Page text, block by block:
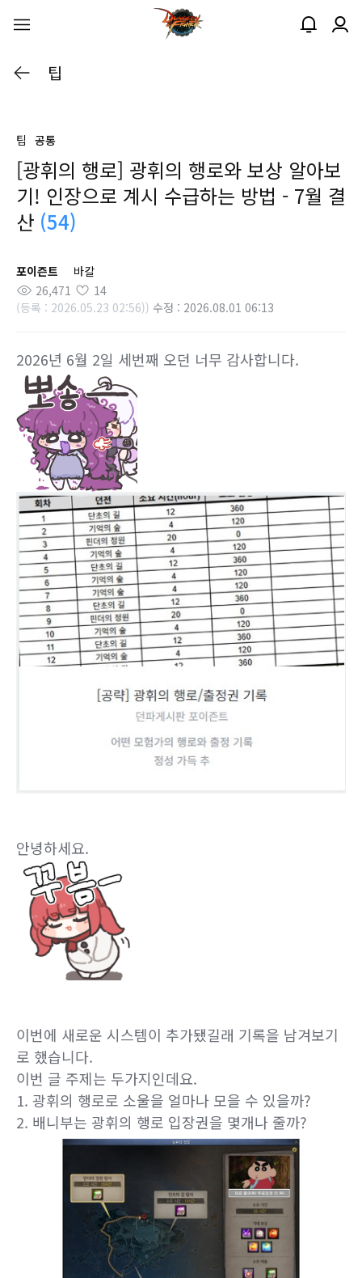
팁
팁 공통
[광휘의 행로] 광휘의 행로와 보상 알아보
기! 인장으로 계시 수급하는 방법 - 7월 결
산 (54)
포이즌트
바칼
26,471
14
(등록 : 2026.05.23 02:56)) 수정 : 2026.08.01 06:13
2026년 6월 2일 세번째 오던 너무 감사합니다.
안녕하세요.
이번에 새로운 시스템이 추가됐길래 기록을 남겨보기
로 했습니다.
이번 글 주제는 두가지인데요.
1. 광휘의 행로로 소울을 얼마나 모을 수 있을까?
2. 배니부는 광휘의 행로 입장권을 몇개나 줄까?